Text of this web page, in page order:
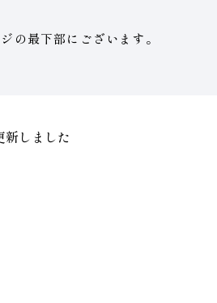
の最下部にございます。
新しました